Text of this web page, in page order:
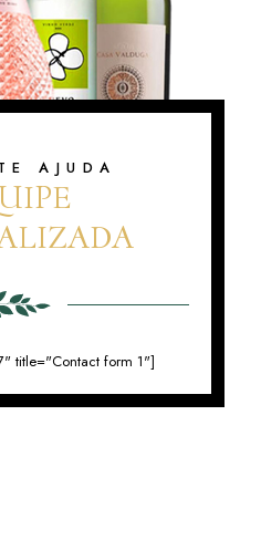
AJUDA
title="Contact form 1"]